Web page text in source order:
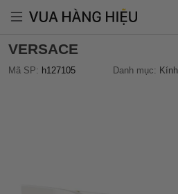
VERSACE
Mã SP: h127105 Danh mục: